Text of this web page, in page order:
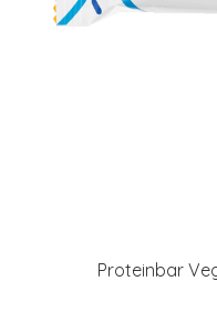
Proteinbar